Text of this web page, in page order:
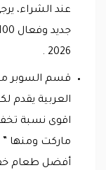
عند الشراء،
2026 .
قسم السوبر
العربية يقدم
اقوى نسبة
ماركت ومنها ”
أفضل طعام